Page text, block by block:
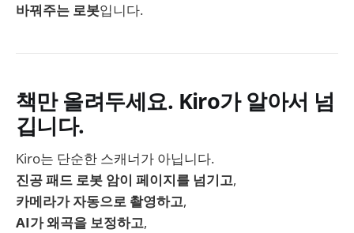
바꿔주는 로봇입니다.
책만 올려두세요. Kiro가 알아서 넘
깁니다.
Kiro는 단순한 스캐너가 아닙니다.
진공 패드 로봇 암이 페이지를 넘기고,
카메라가 자동으로 촬영하고,
AI가 왜곡을 보정하고,